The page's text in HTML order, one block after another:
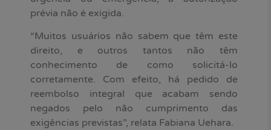
prévia não é exigida.
“Muitos usuários não sabem que têm este
direito, e outros tantos não têm
conhecimento de como solicitá-lo
corretamente. Com efeito, há pedido de
reembolso integral que acabam sendo
negados pelo não cumprimento das
exigências previstas”, relata Fabiana Uehara.